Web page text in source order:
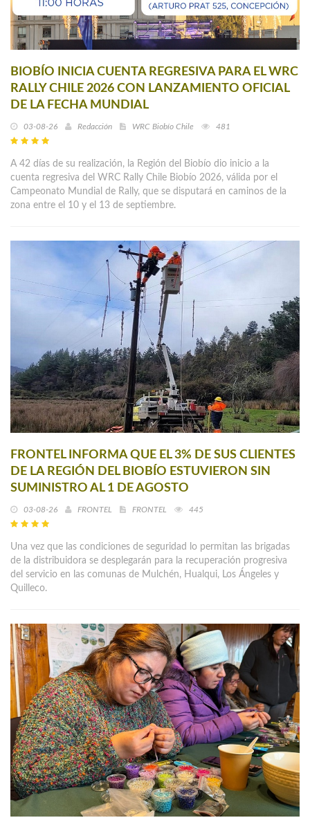
BIOBÍO INICIA CUENTA REGRESIVA PARA EL WRC
RALLY CHILE 2026 CON LANZAMIENTO OFICIAL
DE LA FECHA MUNDIAL
03-08-26 Redacción WRC Biobío Chile 481
A 42 días de su realización, la Región del Biobío dio inicio a la
cuenta regresiva del WRC Rally Chile Biobío 2026, válida por el
Campeonato Mundial de Rally, que se disputará en caminos de la
zona entre el 10 y el 13 de septiembre.
FRONTEL INFORMA QUE EL 3% DE SUS CLIENTES
DE LA REGIÓN DEL BIOBÍO ESTUVIERON SIN
SUMINISTRO AL 1 DE AGOSTO
03-08-26 FRONTEL FRONTEL 445
Una vez que las condiciones de seguridad lo permitan las brigadas
de la distribuidora se desplegarán para la recuperación progresiva
del servicio en las comunas de Mulchén, Hualqui, Los Ángeles y
Quilleco.